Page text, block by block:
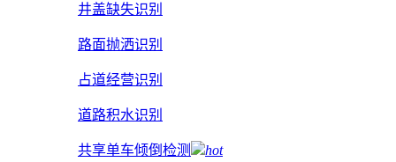
井盖缺失识别
路面抛洒识别
占道经营识别
道路积水识别
共享单车倾倒检测 hot